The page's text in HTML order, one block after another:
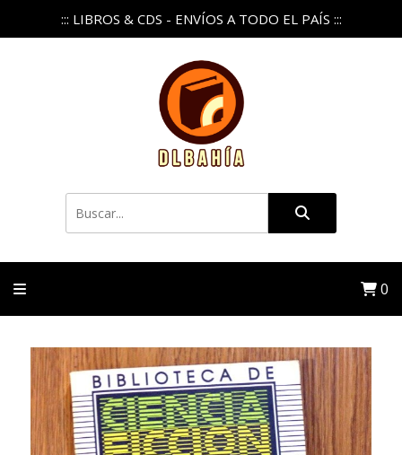
::: LIBROS & CDS - ENVÍOS A TODO EL PAÍS :::
0